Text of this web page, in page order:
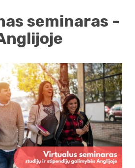
seminaras -